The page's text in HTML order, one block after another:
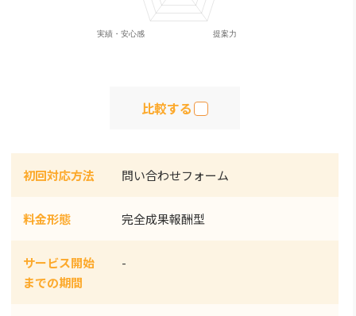
比較する
初回対応方法 問い合わせフォーム
料金形態 完全成果報酬型
サービス開始
までの期間
-